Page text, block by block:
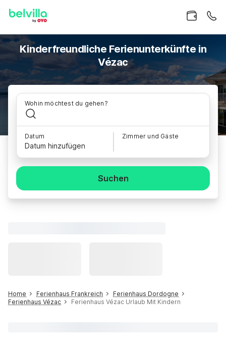
Kinderfreundliche Ferienunterkünfte in
Vézac
Wohin möchtest du gehen?
Datum
Datum hinzufügen
Zimmer und Gäste
Suchen
Home Ferienhaus Frankreich
Ferienhaus Dordogne
Ferienhaus Vézac
Ferienhaus Vézac Urlaub Mit Kindern